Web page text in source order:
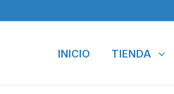
INICIO TIENDA